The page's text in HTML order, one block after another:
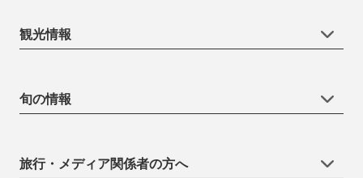
観光情報
旬の情報
旅行・メディア関係者の方へ